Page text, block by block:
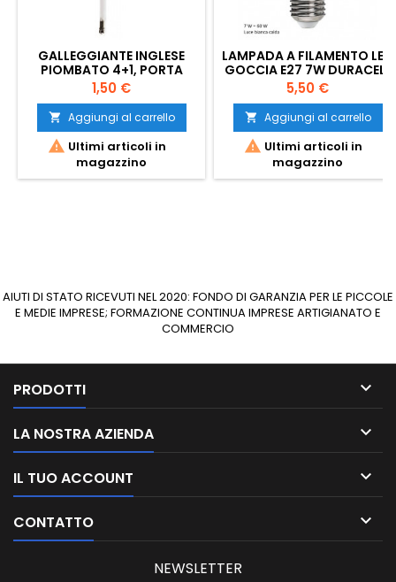
GALLEGGIANTE INGLESE
PIOMBATO 4+1, PORTA
STARLIGHT 4.5
Prezzo
1,50 €
 Aggiungi al carrello
 Ultimi articoli in
magazzino
LAMPADA A FILAMENTO LED
GOCCIA E27 7W DURACELL
Prezzo
5,50 €
 Aggiungi al carrello
 Ultimi articoli in
magazzino
AIUTI DI STATO RICEVUTI NEL 2020: FONDO DI GARANZIA PER LE PICCOLE
E MEDIE IMPRESE; FORMAZIONE CONTINUA IMPRESE ARTIGIANATO E
COMMERCIO
PRODOTTI 
LA NOSTRA AZIENDA 
IL TUO ACCOUNT 
CONTATTO 
NEWSLETTER